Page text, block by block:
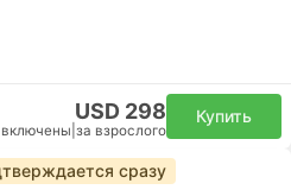
USD 298
за взрослого
Купить
сразу